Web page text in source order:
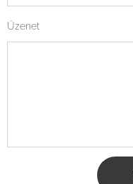
Üzenet